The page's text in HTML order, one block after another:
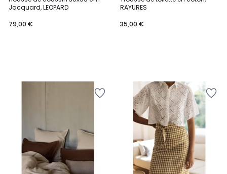
Jacquard, LEOPARD
79,00 €
RAYURES
35,00 €